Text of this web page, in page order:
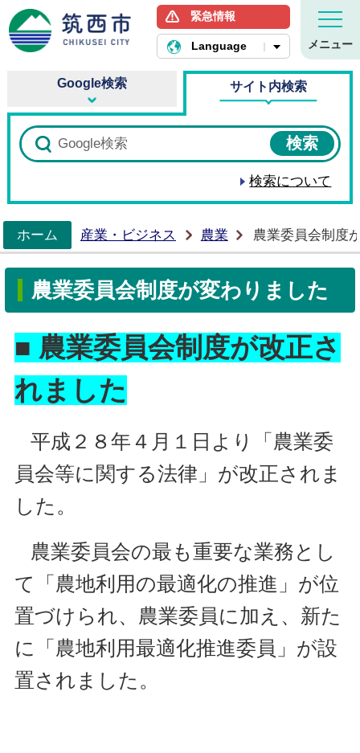
筑西市ホームページ
緊急情報
Language メニュー
Google検索 サイト内検索
検索について
ホーム
産業・ビジネス 農業 農業委員会制度
農業委員会制度が変わりました
■ 農業委員会制度が改正さ
れました
平成２８年４月１日より「農業委
員会等に関する法律」が改正されま
した。
農業委員会の最も重要な業務とし
て「農地利用の最適化の推進」が位
置づけられ、農業委員に加え、新た
に「農地利用最適化推進委員」が設
置されました。